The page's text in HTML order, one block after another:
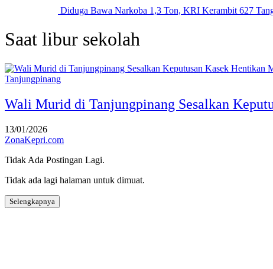
Diduga Bawa Narkoba 1,3 Ton, KRI Kerambit 627
Saat libur sekolah
Tanjungpinang
Wali Murid di Tanjungpinang Sesalkan
13/01/2026
ZonaKepri.com
Tidak Ada Postingan Lagi.
Tidak ada lagi halaman untuk dimuat.
Selengkapnya